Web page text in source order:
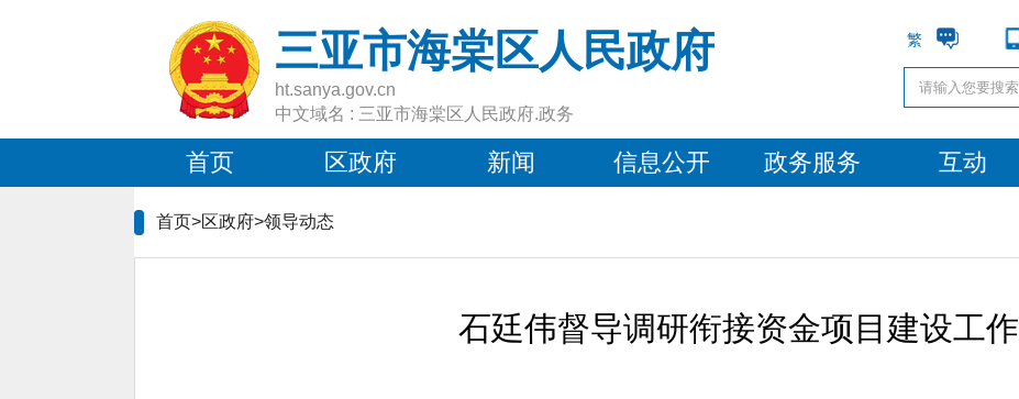
三亚市海棠区人民政府
ht.sanya.gov.cn
中文域名 : 三亚市海棠区人民政府.政务
繁
首页 区政府 新闻 信息公开 政务服务 互动
首页>区政府>领导动态
石廷伟督导调研衔接资金项目建设工作